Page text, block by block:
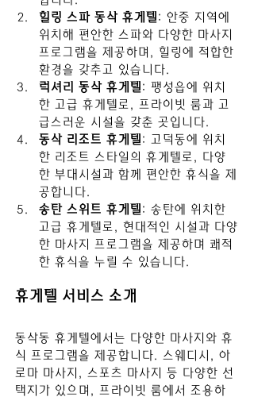
힐링 스파 동삭 휴게텔 : 안중 지역에
위치해 편안한 스파와 다양한 마사지
프로그램을 제공하며, 힐링에 적합한
환경을 갖추고 있습니다.
럭셔리 동삭 휴게텔 : 팽성읍에 위치
한 고급 휴게텔로, 프라이빗 룸과 고
급스러운 시설을 갖춘 곳입니다.
동삭 리조트 휴게텔 : 고덕동에 위치
한 리조트 스타일의 휴게텔로, 다양
한 부대시설과 함께 편안한 휴식을 제
공합니다.
송탄 스위트 휴게텔 : 송탄에 위치한
고급 휴게텔로, 현대적인 시설과 다양
한 마사지 프로그램을 제공하며 쾌적
한 휴식을 누릴 수 있습니다.
휴게텔 서비스 소개
동삭동 휴게텔에서는 다양한 마사지와 휴
식 프로그램을 제공합니다. 스웨디시, 아
로마 마사지, 스포츠 마사지 등 다양한 선
택지가 있으며, 프라이빗 룸에서 조용하